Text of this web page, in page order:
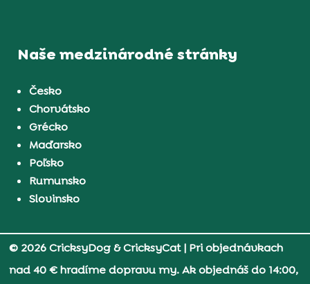
Naše medzinárodné stránky
Česko
Chorvátsko
Grécko
Maďarsko
Poľsko
Rumunsko
Slovinsko
© 2026 CricksyDog & CricksyCat| Pri objednávkach
nad 40 € hradíme dopravu my. Ak objednáš do 14:00,